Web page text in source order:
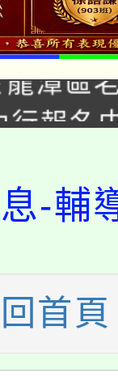
、30在
報名
動會8/
舉行。
享有免
收入戶
可洽有
科技中
科技
入校路
-輔
首頁